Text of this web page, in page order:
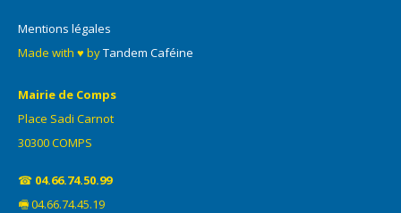
Mentions légales
Made with ♥ byTandem Caféine
Mairie de Comps
Place Sadi Carnot
30300 COMPS
☎ 04.66.74.50.99
🖷 04.66.74.45.19